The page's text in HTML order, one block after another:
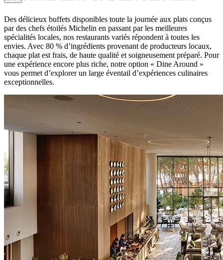
Des délicieux buffets disponibles toute la journée aux plats conçus
par des chefs étoilés Michelin en passant par les meilleures
spécialités locales, nos restaurants variés répondent à toutes les
envies. Avec 80 % d’ingrédients provenant de producteurs locaux,
chaque plat est frais, de haute qualité et soigneusement préparé. Pour
une expérience encore plus riche, notre option « Dine Around »
vous permet d’explorer un large éventail d’expériences culinaires
exceptionnelles.